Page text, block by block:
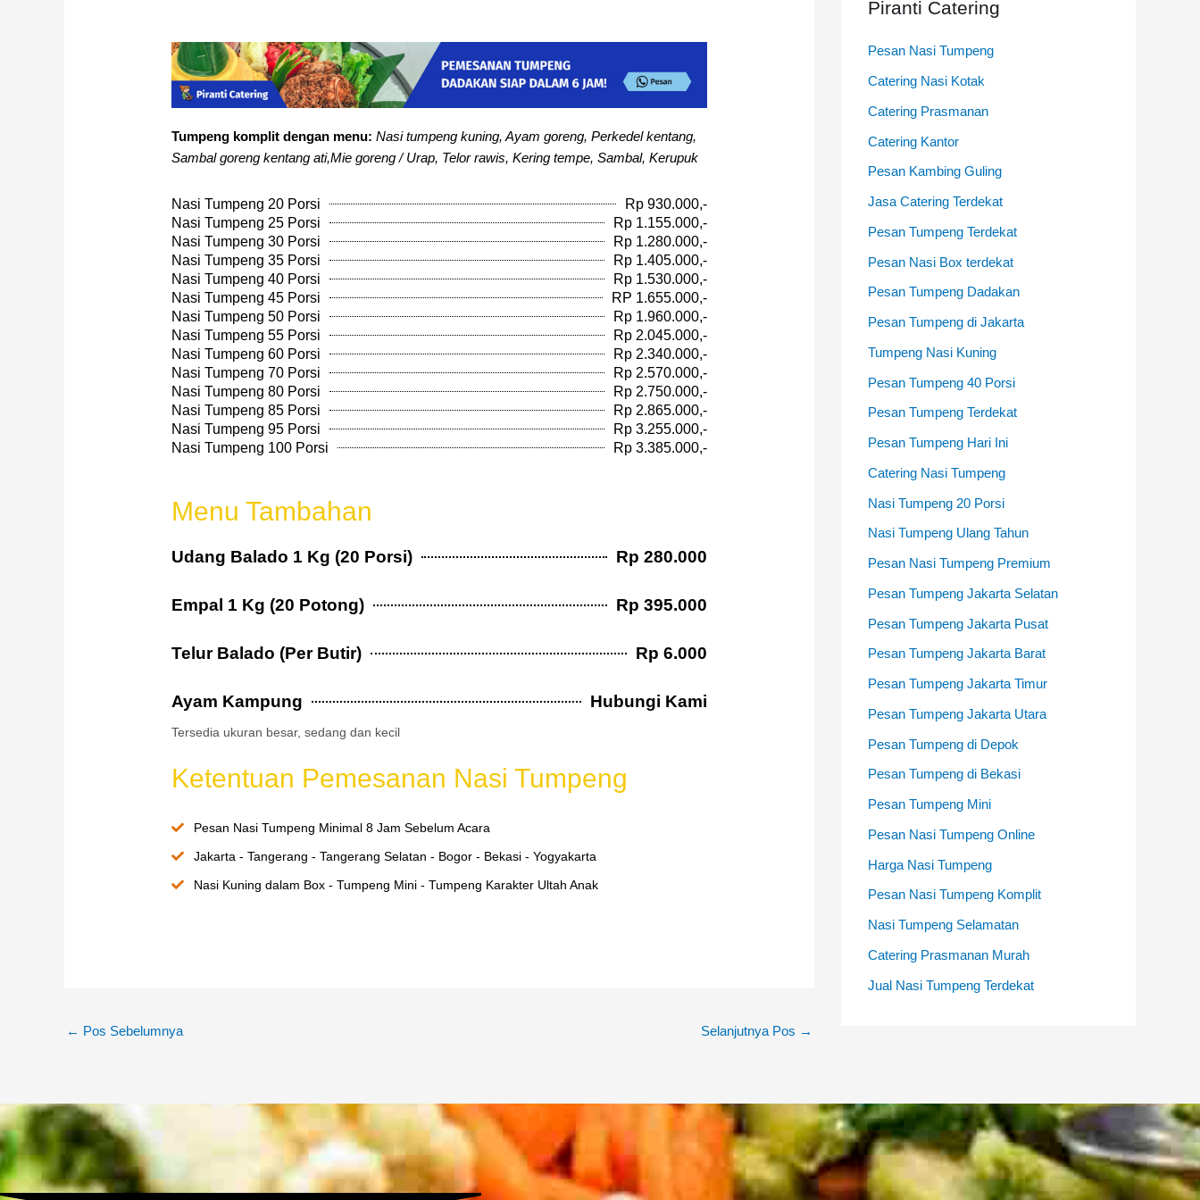
Tumpeng komplit dengan menu: Nasi tumpeng kuning, Ayam goreng, Perkedel kentang,
Sambal goreng kentang ati,Mie goreng / Urap, Telor rawis, Kering tempe, Sambal, Kerupuk
Nasi Tumpeng 20 Porsi
Rp 930.000,-
Nasi Tumpeng 25 Porsi
Rp 1.155.000,-
Nasi Tumpeng 30 Porsi
Rp 1.280.000,-
Nasi Tumpeng 35 Porsi
Rp 1.405.000,-
Nasi Tumpeng 40 Porsi
Rp 1.530.000,-
Nasi Tumpeng 45 Porsi
RP 1.655.000,-
Nasi Tumpeng 50 Porsi
Rp 1.960.000,-
Nasi Tumpeng 55 Porsi
Rp 2.045.000,-
Nasi Tumpeng 60 Porsi
Rp 2.340.000,-
Nasi Tumpeng 70 Porsi
Rp 2.570.000,-
Nasi Tumpeng 80 Porsi
Rp 2.750.000,-
Nasi Tumpeng 85 Porsi
Rp 2.865.000,-
Nasi Tumpeng 95 Porsi
Rp 3.255.000,-
Nasi Tumpeng 100 Porsi
Rp 3.385.000,-
Menu Tambahan
Udang Balado 1 Kg (20 Porsi) Rp 280.000
Empal 1 Kg (20 Potong) Rp 395.000
Telur Balado (Per Butir) Rp 6.000
Ayam Kampung Hubungi Kami
Tersedia ukuran besar, sedang dan kecil
Ketentuan Pemesanan Nasi Tumpeng
Pesan Nasi Tumpeng Minimal 8 Jam Sebelum Acara
Jakarta - Tangerang - Tangerang Selatan - Bogor - Bekasi - Yogyakarta
Nasi Kuning dalam Box - Tumpeng Mini - Tumpeng Karakter Ultah Anak
← Pos Sebelumnya Selanjutnya Pos →
Piranti Catering
Pesan Nasi Tumpeng
Catering Nasi Kotak
Catering Prasmanan
Catering Kantor
Pesan Kambing Guling
Jasa Catering Terdekat
Pesan Tumpeng Terdekat
Pesan Nasi Box terdekat
Pesan Tumpeng Dadakan
Pesan Tumpeng di Jakarta
Tumpeng Nasi Kuning
Pesan Tumpeng 40 Porsi
Pesan Tumpeng Terdekat
Pesan Tumpeng Hari Ini
Catering Nasi Tumpeng
Nasi Tumpeng 20 Porsi
Nasi Tumpeng Ulang Tahun
Pesan Nasi Tumpeng Premium
Pesan Tumpeng Jakarta Selatan
Pesan Tumpeng Jakarta Pusat
Pesan Tumpeng Jakarta Barat
Pesan Tumpeng Jakarta Timur
Pesan Tumpeng Jakarta Utara
Pesan Tumpeng di Depok
Pesan Tumpeng di Bekasi
Pesan Tumpeng Mini
Pesan Nasi Tumpeng Online
Harga Nasi Tumpeng
Pesan Nasi Tumpeng Komplit
Nasi Tumpeng Selamatan
Catering Prasmanan Murah
Jual Nasi Tumpeng Terdekat